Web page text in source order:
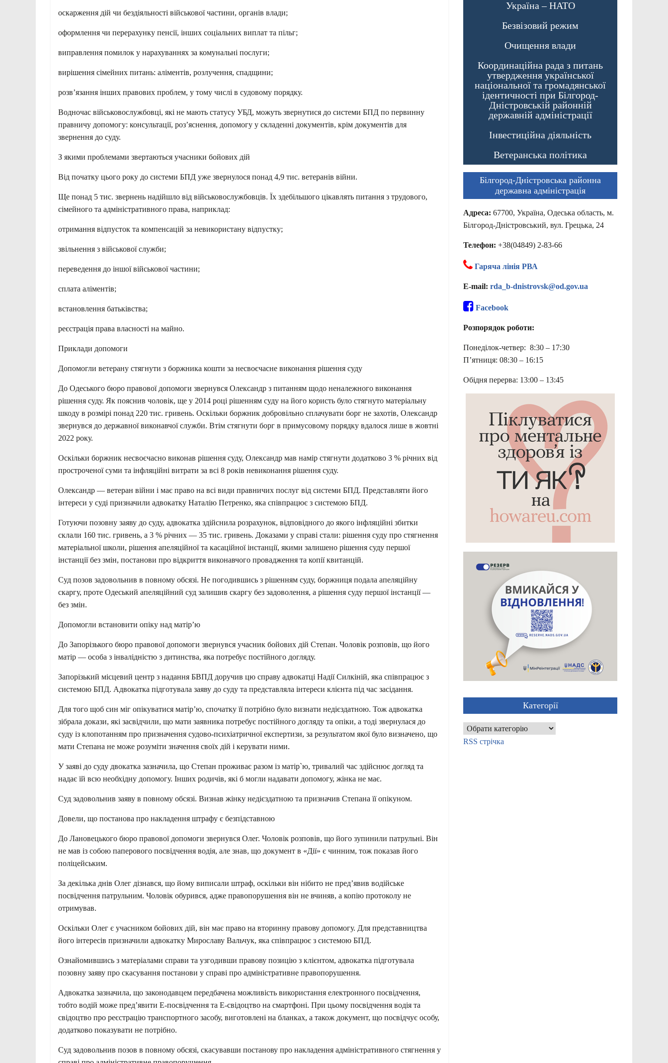
оскарження дій чи бездіяльності військової частини, органів влади;
оформлення чи перерахунку пенсії, інших соціальних виплат та пільг;
виправлення помилок у нарахуваннях за комунальні послуги;
вирішення сімейних питань: аліментів, розлучення, спадщини;
розв’язання інших правових проблем, у тому числі в судовому порядку.
Водночас військовослужбовці, які не мають статусу УБД, можуть звернутися до системи БПД по первинну
правничу допомогу: консультації, роз’яснення, допомогу у складенні документів, крім документів для
звернення до суду.
З якими проблемами звертаються учасники бойових дій
Від початку цього року до системи БПД уже звернулося понад 4,9 тис. ветеранів війни.
Ще понад 5 тис. звернень надійшло від військовослужбовців. Їх здебільшого цікавлять питання з трудового,
сімейного та адміністративного права, наприклад:
отримання відпусток та компенсацій за невикористану відпустку;
звільнення з військової служби;
переведення до іншої військової частини;
сплата аліментів;
встановлення батьківства;
реєстрація права власності на майно.
Приклади допомоги
Допомогли ветерану стягнути з боржника кошти за несвоєчасне виконання рішення суду
До Одеського бюро правової допомоги звернувся Олександр з питанням щодо неналежного виконання
рішення суду. Як пояснив чоловік, ще у 2014 році рішенням суду на його користь було стягнуто матеріальну
шкоду в розмірі понад 220 тис. гривень. Оскільки боржник добровільно сплачувати борг не захотів, Олександр
звернувся до державної виконавчої служби. Втім стягнути борг в примусовому порядку вдалося лише в жовтні
2022 року.
Оскільки боржник несвоєчасно виконав рішення суду, Олександр мав намір стягнути додатково 3 % річних від
простроченої суми та інфляційні витрати за всі 8 років невиконання рішення суду.
Олександр — ветеран війни і має право на всі види правничих послуг від системи БПД. Представляти його
інтереси у суді призначили адвокатку Наталію Петренко, яка співпрацює з системою БПД.
Готуючи позовну заяву до суду, адвокатка здійснила розрахунок, відповідного до якого інфляційні збитки
склали 160 тис. гривень, а 3 % річних — 35 тис. гривень. Доказами у справі стали: рішення суду про стягнення
матеріальної школи, рішення апеляційної та касаційної інстанції, якими залишено рішення суду першої
інстанції без змін, постанови про відкриття виконавчого провадження та копії квитанцій.
Суд позов задовольнив в повному обсязі. Не погодившись з рішенням суду, боржниця подала апеляційну
скаргу, проте Одеський апеляційний суд залишив скаргу без задоволення, а рішення суду першої інстанції —
без змін.
Допомогли встановити опіку над матір’ю
До Запорізького бюро правової допомоги звернувся учасник бойових дій Степан. Чоловік розповів, що його
матір — особа з інвалідністю з дитинства, яка потребує постійного догляду.
Запорізький місцевий центр з надання БВПД доручив цю справу адвокатці Надії Силкіній, яка співпрацює з
системою БПД. Адвокатка підготувала заяву до суду та представляла інтереси клієнта під час засідання.
Для того щоб син міг опікуватися матір’ю, спочатку її потрібно було визнати недієздатною. Тож адвокатка
зібрала докази, які засвідчили, що мати заявника потребує постійного догляду та опіки, а тоді звернулася до
суду із клопотанням про призначення судово-психіатричної експертизи, за результатом якої було визначено, що
мати Степана не може розуміти значення своїх дій і керувати ними.
У заяві до суду двокатка зазначила, що Степан проживає разом із матір`ю, тривалий час здійснює догляд та
надає їй всю необхідну допомогу. Інших родичів, які б могли надавати допомогу, жінка не має.
Суд задовольнив заяву в повному обсязі. Визнав жінку недієздатною та призначив Степана її опікуном.
Довели, що постанова про накладення штрафу є безпідставною
До Лановецького бюро правової допомоги звернувся Олег. Чоловік розповів, що його зупинили патрульні. Він
не мав із собою паперового посвідчення водія, але знав, що документ в «Дії» є чинним, тож показав його
поліцейським.
За декілька днів Олег дізнався, що йому виписали штраф, оскільки він нібито не пред’явив водійське
посвідчення патрульним. Чоловік обурився, адже правопорушення він не вчиняв, а копію протоколу не
отримував.
Оскільки Олег є учасником бойових дій, він має право на вторинну правову допомогу. Для представництва
його інтересів призначили адвокатку Мирославу Вальчук, яка співпрацює з системою БПД.
Ознайомившись з матеріалами справи та узгодивши правову позицію з клієнтом, адвокатка підготувала
позовну заяву про скасування постанови у справі про адміністративне правопорушення.
Адвокатка зазначила, що законодавцем передбачена можливість використання електронного посвідчення,
тобто водій може пред’явити E-посвідчення та E-свідоцтво на смартфоні. При цьому посвідчення водія та
свідоцтво про реєстрацію транспортного засобу, виготовлені на бланках, а також документ, що посвідчує особу,
додатково показувати не потрібно.
Суд задовольнив позов в повному обсязі, скасувавши постанову про накладення адміністративного стягнення у
Україна – НАТО
Безвізовий режим
Очищення влади
Координаційна рада з питань
утвердження української
національної та громадянської
ідентичності при Білгород-
Дністровській районній
державній адміністрації
Інвестиційна діяльність
Ветеранська політика
Білгород-Дністровська районна
державна адміністрація
Адреса: 67700, Україна, Одеська область, м.
Білгород-Дністровський, вул. Грецька, 24
Телефон: +38(04849) 2-83-66
Гаряча лінія РВА
E-mail: rda_b-dnistrovsk@od.gov.ua
Facebook
Розпорядок роботи:
Понеділок-четвер: 8:30 – 17:30
П’ятниця: 08:30 – 16:15
Обідня перерва: 13:00 – 13:45
Категорії
Категорії
RSS стрічка